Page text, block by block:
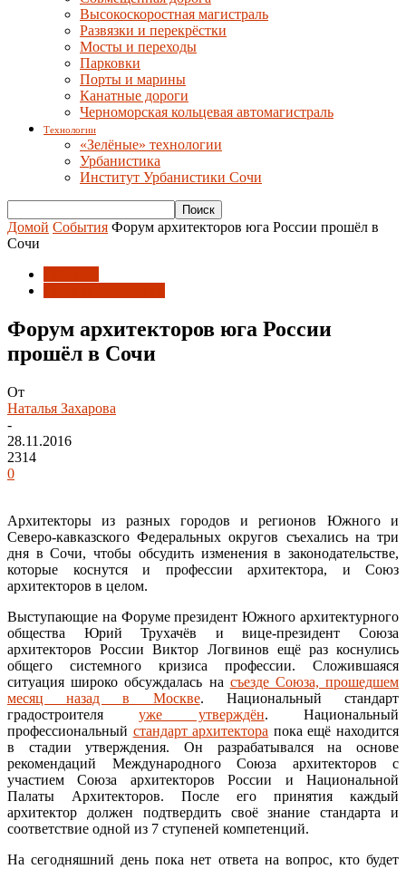
Высокоскоростная магистраль
Развязки и перекрёстки
Мосты и переходы
Парковки
Порты и марины
Канатные дороги
Черноморская кольцевая автомагистраль
Технологии
«Зелёные» технологии
Урбанистика
Институт Урбанистики Сочи
Домой События Форум архитекторов юга России прошёл в
Сочи
Форум архитекторов юга России
прошёл в Сочи
От
Наталья Захарова
-
28.11.2016
2314
0
Архитекторы из разных городов и регионов Южного и
Северо-кавказского Федеральных округов съехались на три
дня в Сочи, чтобы обсудить изменения в законодательстве,
которые коснутся и профессии архитектора, и Союз
архитекторов в целом.
Выступающие на Форуме президент Южного архитектурного
общества Юрий Трухачёв и вице-президент Союза
архитекторов России Виктор Логвинов ещё раз коснулись
общего системного кризиса профессии. Сложившаяся
ситуация широко обсуждалась на съезде Союза, прошедшем
месяц назад в Москве. Национальный стандарт
градостроителяуже утверждён. Национальный
профессиональный стандарт архитектора пока ещё находится
в стадии утверждения. Он разрабатывался на основе
рекомендаций Международного Союза архитекторов с
участием Союза архитекторов России и Национальной
Палаты Архитекторов. После его принятия каждый
архитектор должен подтвердить своё знание стандарта и
соответствие одной из 7 ступеней компетенций.
На сегодняшний день пока нет ответа на вопрос, кто будет